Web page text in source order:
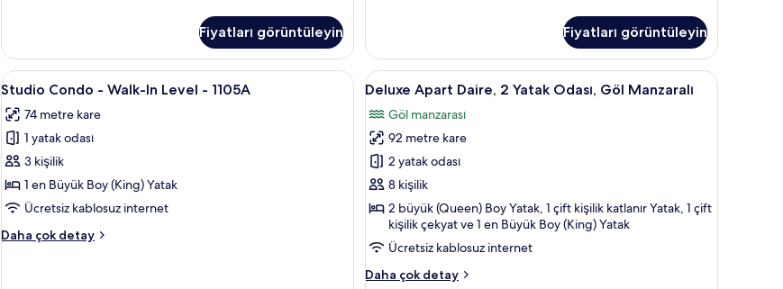
Odası,
Göl
Kenarı
daha
fazla
detay
Fiyatları görüntüleyin
Yatak
Odası,
Göl
hakkında
daha
fazla
detay
Fiyatları görüntüleyin
Studio
Condo
-
Walk-
In
Level
-
için
Güneşlik/perde, ütü/ütü masası, ücretsiz kablosuz İnternet
8
Studio Condo - Walk-In Level - 1105A
74 metre kare
1 yatak odası
3 kişilik
1 en Büyük Boy (King) Yatak
Ücretsiz kablosuz internet
Daha çok detay
Studio
Deluxe
Apart
Daire,
2
Yatak
Odası,
Göl
Manzaralı
için
tüm
Güneşlik/perde, ütü/ütü masası, ücretsiz
24
Deluxe Apart Daire, 2 Yatak Odası, Göl Manzaralı
Göl manzarası
92 metre kare
2 yatak odası
8 kişilik
2 büyük (Queen) Boy Yatak, 1 çift kişilik katlanır Yatak, 1 çift
kişilik çekyat ve 1 en Büyük Boy (King) Yatak
Ücretsiz kablosuz internet
Daha çok detay
Deluxe